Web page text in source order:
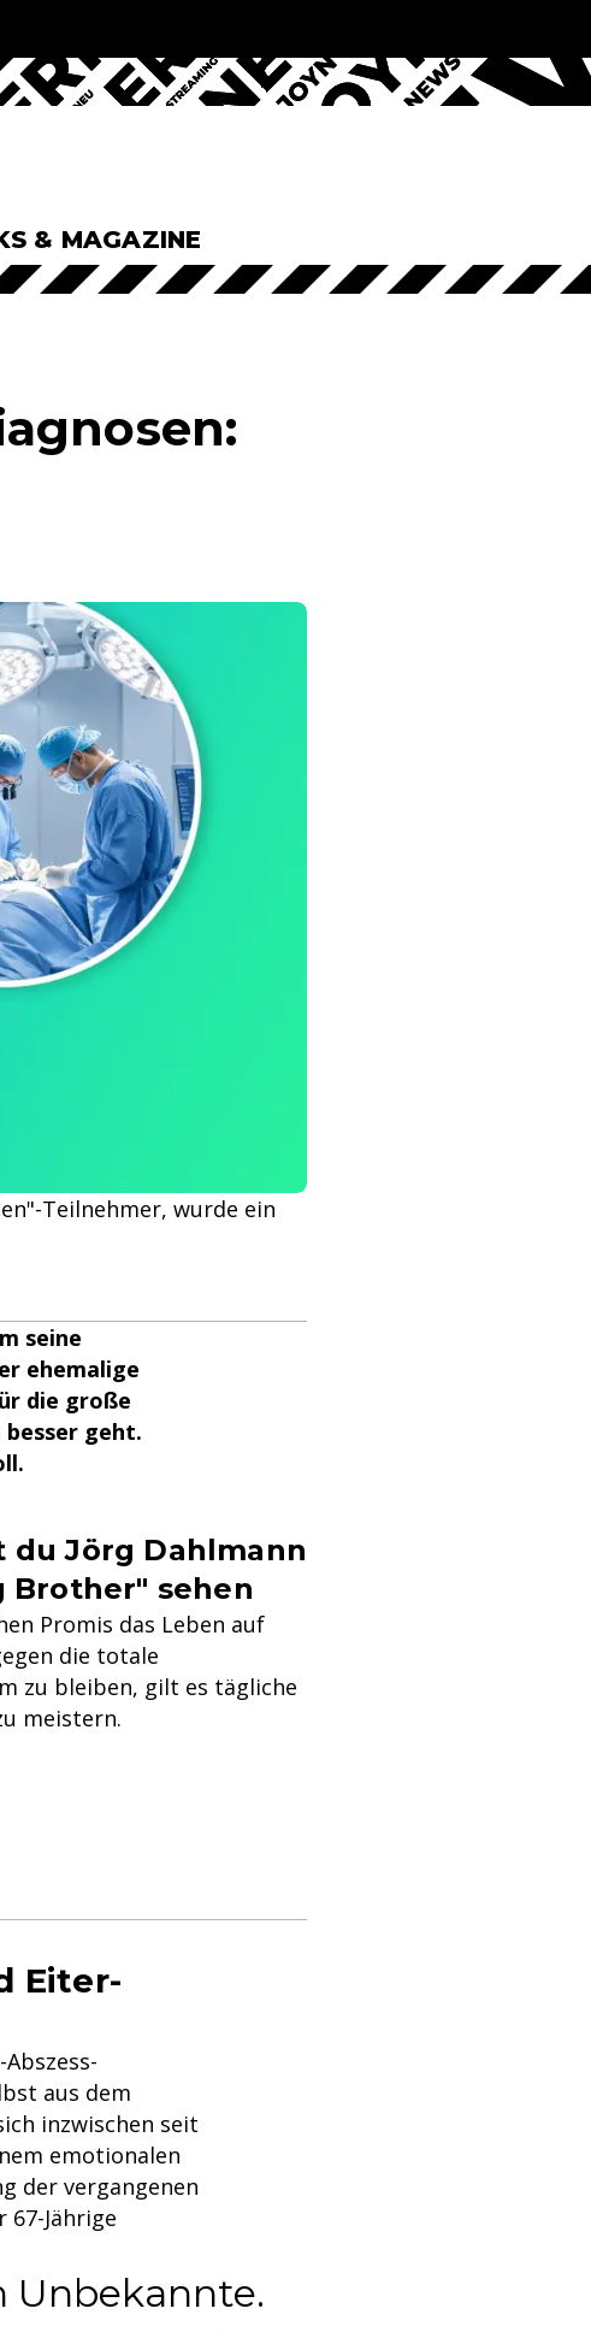
& MAGAZINE
Teilnehmer, wurde ein
seine
ehemalige
die große
geht.
du Jörg Dahlmann
Brother" sehen
Promis das Leben auf
die totale
zu bleiben, gilt es tägliche
meistern.
Eiter-
aus dem
inzwischen seit
emotionalen
der vergangenen
Jährige
Unbekannte.